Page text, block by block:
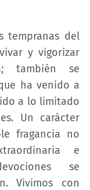
tempranas del
y vigorizar
también se
ha venido a
a lo limitado
Un carácter
fragancia no
e
se
Vivimos con